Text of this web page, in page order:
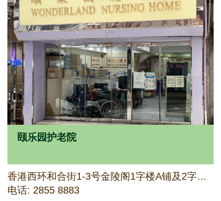
颐乐园护老院
香港西环和合街1-3号金陵阁1字楼A铺及2字楼A2、D及E铺
电话: 2855 8883